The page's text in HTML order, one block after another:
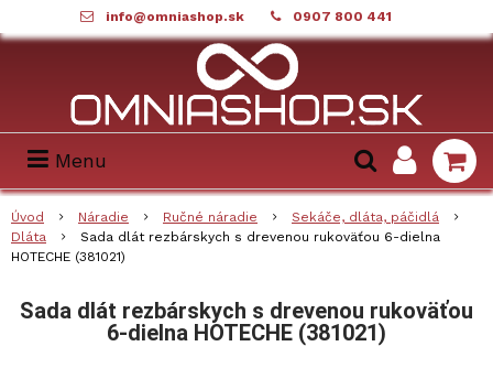
info@omniashop.sk 0907 800 441
Menu
Úvod Náradie Ručné náradie
Sekáče, dláta, páčidlá
Dláta
Sada dlát rezbárskych s drevenou rukoväťou 6-dielna
HOTECHE (381021)
Sada dlát rezbárskych s drevenou rukoväťou
6-dielna HOTECHE (381021)